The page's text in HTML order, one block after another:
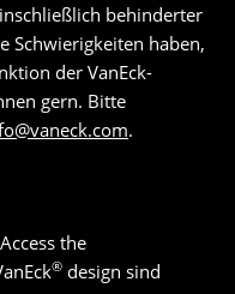
behinderter
Schwierigkeiten haben,
der VanEck-
gern. Bitte
.
the
® design sind